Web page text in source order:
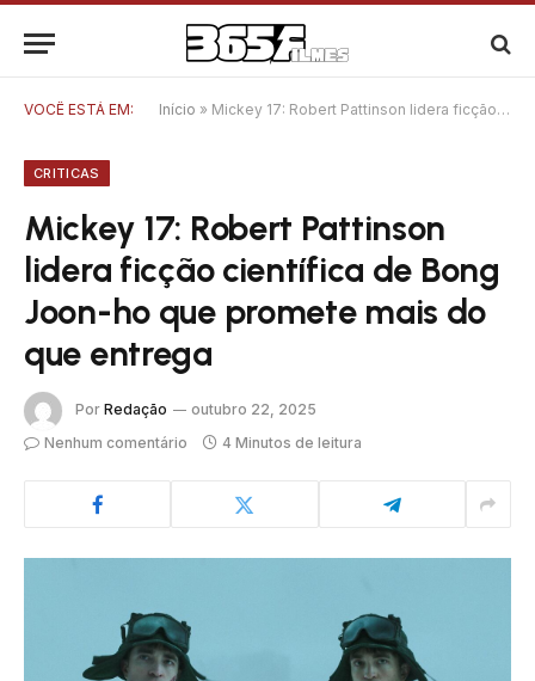
VOCÊ ESTÁ EM: Início » Mickey 17: Robert Pattinson lidera ficção científica de Bong Joon-ho que promete mais do que entrega
CRITICAS
Mickey 17: Robert Pattinson
lidera ficção científica de Bong
Joon-ho que promete mais do
que entrega
Por Redação
outubro 22, 2025
Nenhum comentário
4 Minutos de leitura